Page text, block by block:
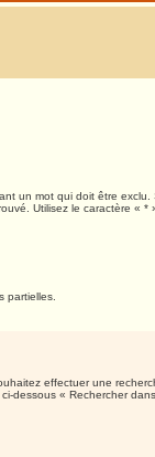
un mot qui doit être
Utilisez le caractère « *
partielles.
effectuer une
dessous « Rechercher